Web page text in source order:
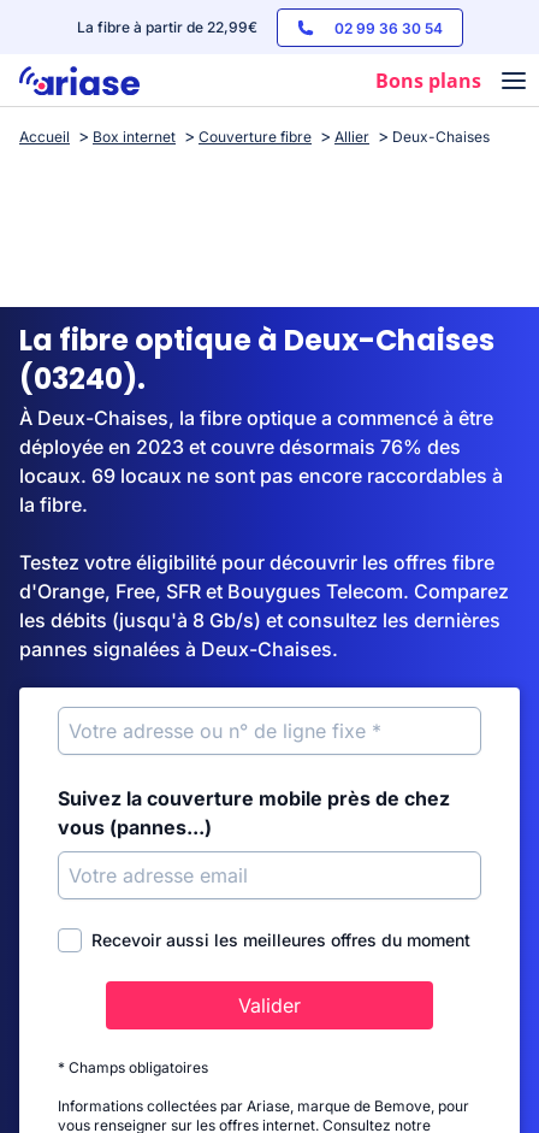
La fibre à partir de 22,99€ 02 99 36 30 54
Bons plans
Box internet
Streaming
Accueil Box internet Couverture fibre Allier Deux-Chaises
La fibre optique à Deux-Chaises
(03240).
À Deux-Chaises, la fibre optique a commencé à être
déployée en 2023 et couvre désormais 76% des
locaux. 69 locaux ne sont pas encore raccordables à
la fibre.
Testez votre éligibilité pour découvrir les offres fibre
d'Orange, Free, SFR et Bouygues Telecom. Comparez
les débits (jusqu'à 8 Gb/s) et consultez les dernières
pannes signalées à Deux-Chaises.
Suivez la couverture mobile près de chez
vous (pannes...)
Recevoir aussi les meilleures offres du moment
Valider
* Champs obligatoires
Informations collectées par Ariase, marque de Bemove, pour
vous renseigner sur les offres internet. Consultez notre